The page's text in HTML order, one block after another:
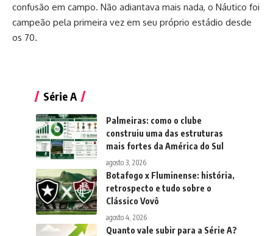
confusão em campo. Não adiantava mais nada, o Náutico foi
campeão pela primeira vez em seu próprio estádio desde
os 70.
Série A
Palmeiras: como o clube
construiu uma das estruturas
mais fortes da América do Sul
agosto 3, 2026
Botafogo x Fluminense: história,
retrospecto e tudo sobre o
Clássico Vovô
agosto 4, 2026
Quanto vale subir para a Série A?